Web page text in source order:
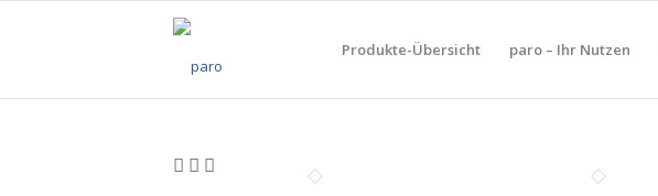
Produkte-Übersicht paro – Ihr Nutzen